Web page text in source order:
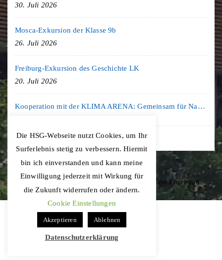
30. Juli 2026
Mosca-Exkursion der Klasse 9b
26. Juli 2026
Freiburg-Exkursion des Geschichte LK
20. Juli 2026
Kooperation mit der KLIMA ARENA: Gemeinsam für Nachhaltigkeit und Klimaschutz
Copyright © 2020 Hohenstaufen-Gymnasium Eberbach
Die HSG-Webseite nutzt Cookies, um Ihr
Surferlebnis stetig zu verbessern. Hiermit
bin ich einverstanden und kann meine
Einwilligung jederzeit mit Wirkung für
die Zukunft widerrufen oder ändern.
Cookie Einstellungen
Akzeptieren Ablehnen
Datenschutzerklärung